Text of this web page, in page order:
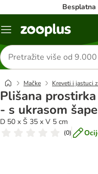
Besplatna
Izbornik
Traži
proizvode
Mačke Kreveti i jastuci
Plišana
- s ukrasom šape
D 50 x Š 35 x V 5 cm
(0)